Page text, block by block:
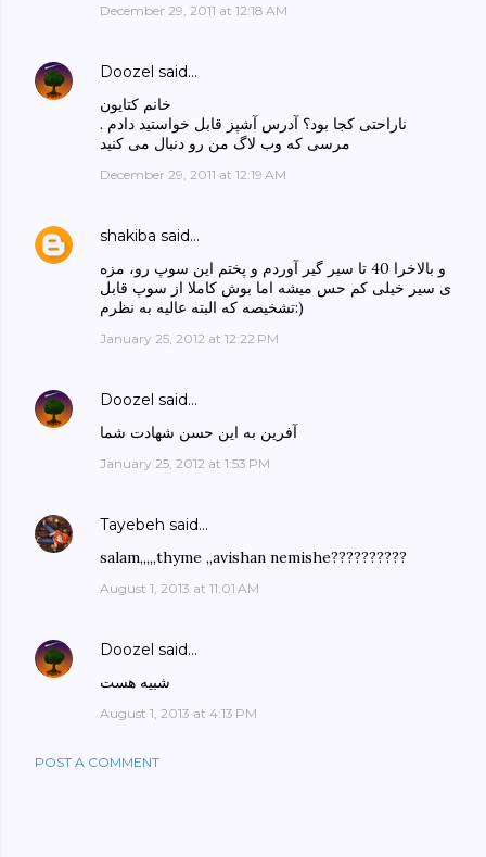
December 29, 2011 at 12:18 AM
Doozel said…
خانم کتایون
ناراحتی کجا بود؟ آدرس آشپز قابل خواستید دادم .
مرسی که وب لاگ من رو دنبال می کنید
December 29, 2011 at 12:19 AM
shakiba said…
و بالاخرا 40 تا سیر گیر آوردم و پختم این سوپ رو، مزه
ی سیر خیلی کم حس میشه اما بوش کاملا از سوپ قابل
تشخیصه که البته عالیه به نظرم:)
January 25, 2012 at 12:22 PM
Doozel said…
آفرین به این حسن شهادت شما
January 25, 2012 at 1:53 PM
Tayebeh said…
salam,,,,,thyme ,,avishan nemishe??????????
August 1, 2013 at 11:01 AM
Doozel said…
شبیه هست
August 1, 2013 at 4:13 PM
POST A COMMENT